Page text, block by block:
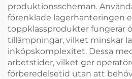
produktionsscheman.
förenklade lagerhanteringen
toppklassprodukter fungerar
tillämpningar, vilket minskar
inköpskomplexitet. Dessa
arbetstider, vilket ger
förberedelsetid utan att